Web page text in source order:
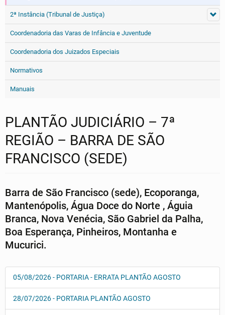
2ª Instância (Tribunal de Justiça)
Coordenadoria das Varas de Infância e Juventude
Coordenadoria dos Juizados Especiais
Normativos
Manuais
PLANTÃO JUDICIÁRIO – 7ª
REGIÃO – BARRA DE SÃO
FRANCISCO (SEDE)
Barra de São Francisco (sede), Ecoporanga,
Mantenópolis, Água Doce do Norte , Águia
Branca, Nova Venécia, São Gabriel da Palha,
Boa Esperança, Pinheiros, Montanha e
Mucurici.
05/08/2026 - PORTARIA - ERRATA PLANTÃO AGOSTO
28/07/2026 - PORTARIA PLANTÃO AGOSTO